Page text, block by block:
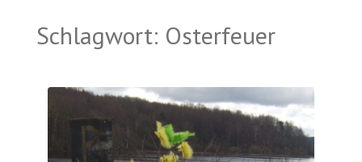
Schlagwort: Osterfeuer